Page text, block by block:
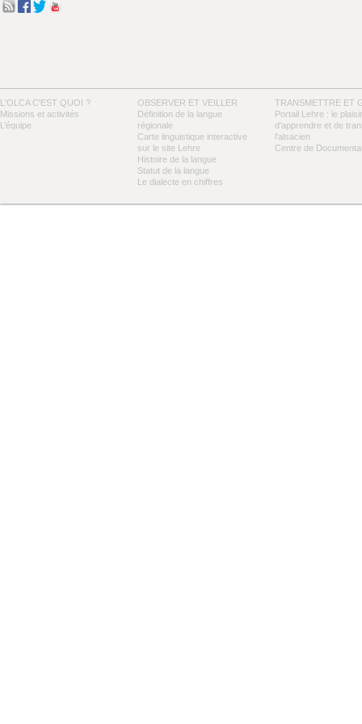
L'OLCA C'EST QUOI ?
Missions et activités
L’équipe
OBSERVER ET VEILLER
Définition de la langue
régionale
Carte linguistique interactive
sur le site Lehre
Histoire de la langue
Statut de la langue
Le dialecte en chiffres
TRANSMETTRE ET
Portail Lehre : le plaisir
d’apprendre et de
l’alsacien
Centre de